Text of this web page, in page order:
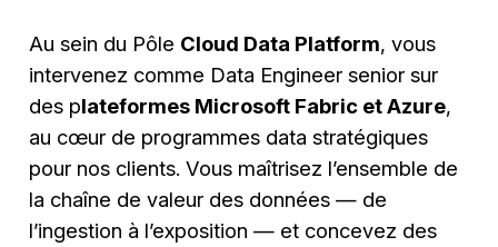
Au sein du Pôle Cloud Data Platform, vous
intervenez comme Data Engineer senior sur
des plateformes Microsoft Fabric et Azure,
au cœur de programmes data stratégiques
pour nos clients. Vous maîtrisez l’ensemble de
la chaîne de valeur des données — de
l’ingestion à l’exposition — et concevez des